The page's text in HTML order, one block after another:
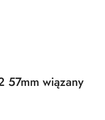
57mm wiązany